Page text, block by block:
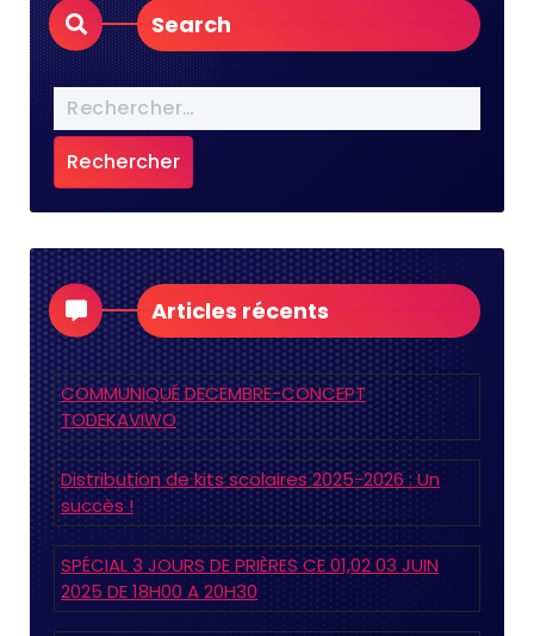
Search
Articles récents
COMMUNIQUÉ DECEMBRE-CONCEPT
TODEKAVIWO
Distribution de kits scolaires 2025-2026 : Un
succès !
SPÉCIAL 3 JOURS DE PRIÈRES CE 01,02 03 JUIN
2025 DE 18H00 A 20H30